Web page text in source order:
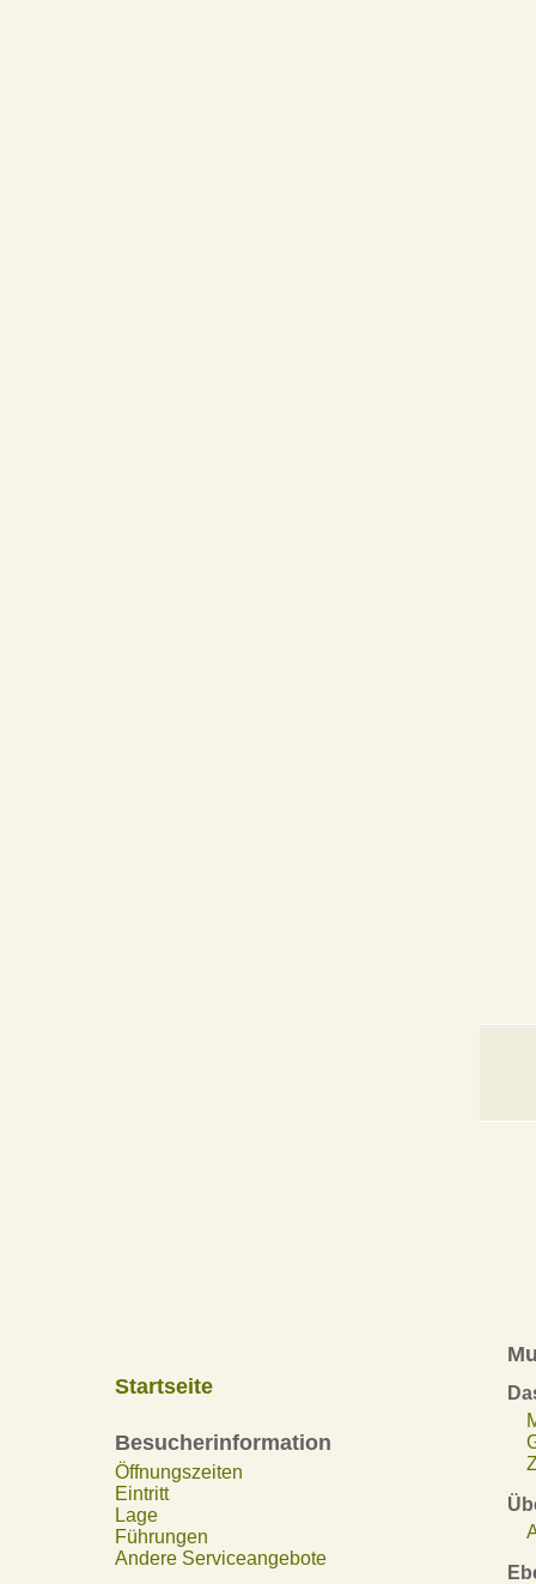
Startseite
Besucherinformation
Öffnungszeiten
Eintritt
Lage
Führungen
Andere Serviceangebote